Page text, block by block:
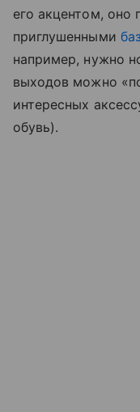
его акцентом, оно
приглушенными
например, нужно
выходов можно
интересных
обувь).